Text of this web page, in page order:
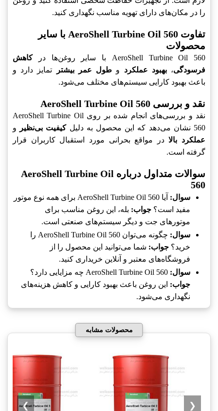
را در مکان‌های دارای تهویه مناسب نگهداری کنید.
تفاوت AeroShell Turbine Oil 560 با سایر
محصولات
AeroShell Turbine Oil 560 با سایر روغن‌ها در
کاهش
فرسودگی،بهبود عملکرد و طول عمر بیشتر
تمایز دارد و
باعث بهبود کارایی سیستم‌های مختلف می‌شود.
نقد و بررسی AeroShell Turbine Oil 560
نقد و بررسی‌های انجام شده بر روی AeroShell Turbine Oil
560 نشان می‌دهد که این محصول به دلیل
کیفیت بی‌نظیر
و
عملکرد بالادر مواقع بحرانی مورد استقبال کاربران قرار
گرفته است.
سوالات متداول درباره AeroShell Turbine Oil
560
سوال:
آیا AeroShell Turbine Oil 560 برای همه نوع موتور
مفید است؟ جواب: بله، این روغن مناسب برای
موتورهای جت و دیگر سیستم‌های صنعتی است.
سوال:
چگونه می‌توان AeroShell Turbine Oil 560 را
خرید؟ جواب: شما می‌توانید این محصول را از
فروشگاه‌های معتبر و آنلاین خریداری کنید.
سوال:
جواب: این روغن باعث بهبود کارایی و کاهش هزینه‌های
نگهداری می‌شود.
محصولات مشابه
❮
❯